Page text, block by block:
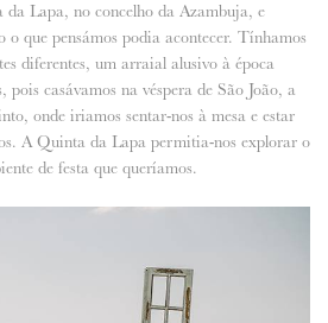
Lapa, no concelho da Azambuja, e
o que pensámos podia acontecer. Tínhamos
diferentes, um arraial alusivo à época
pois casávamos na véspera de São João, a
onde iriamos sentar-nos à mesa e estar
A Quinta da Lapa permitia-nos explorar o
de festa que queríamos.